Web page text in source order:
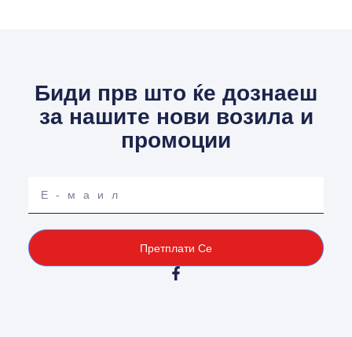
Биди прв што ќе дознаеш
за нашите нови возила и
промоции
Претплати Се
F
a